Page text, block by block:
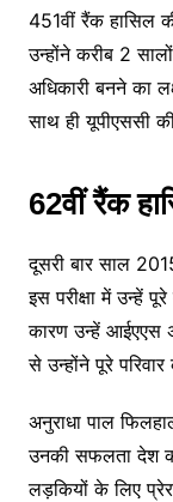
451वीं रैंक हासिल
उन्होंने करीब 2
अधिकारी बनने का
साथ ही यूपीएससी
62वीं रैंक
दूसरी बार साल
इस परीक्षा में उन्हें
कारण उन्हें आईएएस
से उन्होंने पूरे
अनुराधा पाल
उनकी सफलता देश
लड़कियों के लिए